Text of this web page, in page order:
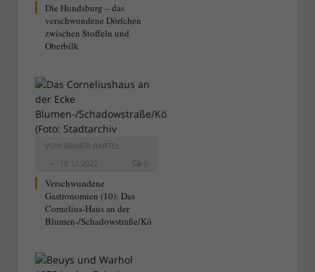
Die Hundsburg – das
verschwundene Dörfchen
zwischen Stoffeln und
Oberbilk
VON RAINER BARTEL
18.12.2022
0
Verschwundene
Gastronomien (10): Das
Cornelius-Haus an der
Blumen-/Schadowstraße/Kö